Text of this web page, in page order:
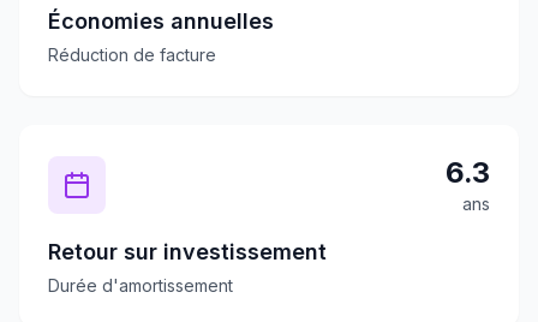
Économies annuelles
Réduction de facture
6.3
ans
Retour sur investissement
Durée d'amortissement